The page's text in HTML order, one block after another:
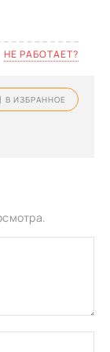
НЕ РАБОТАЕТ?
В ИЗБРАННОЕ